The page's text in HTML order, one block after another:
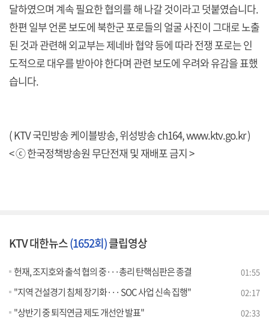
달하였으며 계속 필요한 협의를 해 나갈 것이라고 덧붙였습니다.
한편 일부 언론 보도에 북한군 포로들의 얼굴 사진이 그대로 노출
된 것과 관련해 외교부는 제네바 협약 등에 따라 전쟁 포로는 인
도적으로 대우를 받아야 한다며 관련 보도에 우려와 유감을 표했
습니다.
( KTV 국민방송 케이블방송, 위성방송 ch164,www.ktv.go.kr)
< ⓒ 한국정책방송원 무단전재 및 재배포 금지 >
KTV 대한뉴스(1652회)클립영상
헌재, 조지호와 출석 협의 중···총리 탄핵심판은 종결 01:55
"지역 건설경기 침체 장기화··· SOC 사업 신속 집행" 02:17
"상반기 중 퇴직연금 제도 개선안 발표" 02:33